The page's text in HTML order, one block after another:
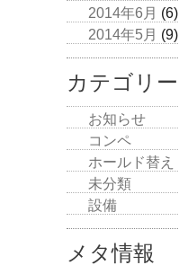
2014年6月 (6)
2014年5月 (9)
カテゴリー
お知らせ
コンペ
ホールド替え
未分類
設備
メタ情報